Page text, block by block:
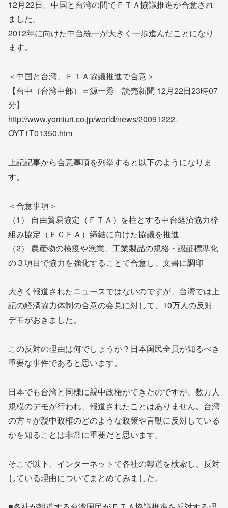
12月22日、中国と台湾の間でＦＴＡ協議推進が合意され
ました。
2012年に向けた中台統一が大きく一歩進んだことになり
ます。
＜中国と台湾、ＦＴＡ協議推進で合意＞
【台中（台湾中部）＝源一秀 読売新聞 12月22日23時07
分】
http://www.yomiuri.co.jp/world/news/20091222-
OYT1T01350.htm
上記記事から合意事項を列挙すると以下のようになりま
す。
＜合意事項＞
（1） 自由貿易協定（ＦＴＡ）を柱とする中台経済協力枠
組み協定（ＥＣＦＡ）締結に向けた協議を推進
（2） 農産物の検疫や漁業、工業製品の規格・認証標準化
の３項目で協力を強化することで合意し、文書に調印
大きく報道されたニュースではないのですが、台湾では上
記の経済協力体制の合意の会見に対して、10万人の反対
デモがおきました。
この反対の理由は何でしょうか？日本国民全員が知るべき
重要な事件であると思います。
日本でも台湾と同様に親中政権ができたのですが、数万人
規模のデモが行われ、報道されたことはありません。台湾
の方々が親中政権のどのような政策や言動に反対している
かを知ることは非常に重要だと思います。
そこで以下、インターネットで各社の報道を検索し、反対
している理由についてまとめてみました。